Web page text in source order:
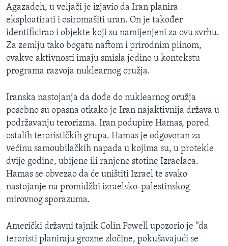
Agazadeh, u veljači je izjavio da Iran planira
eksploatirati i osiromašiti uran. On je također
identificirao i objekte koji su namijenjeni za ovu svrhu.
Za zemlju tako bogatu naftom i prirodnim plinom,
ovakve aktivnosti imaju smisla jedino u kontekstu
programa razvoja nuklearnog oružja.
Iranska nastojanja da dođe do nuklearnog oružja
posebno su opasna otkako je Iran najaktivnija država u
podržavanju terorizma. Iran podupire Hamas, pored
ostalih terorističkih grupa. Hamas je odgovoran za
većinu samoubilačkih napada u kojima su, u protekle
dvije godine, ubijene ili ranjene stotine Izraelaca.
Hamas se obvezao da će uništiti Izrael te svako
nastojanje na promidžbi izraelsko-palestinskog
mirovnog sporazuma.
Američki državni tajnik Colin Powell upozorio je “da
teroristi planiraju grozne zločine, pokušavajući se